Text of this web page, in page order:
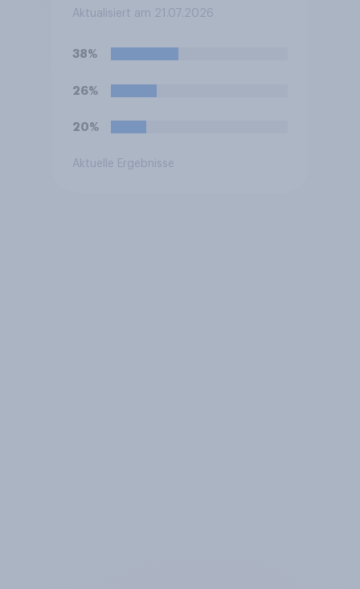
in Deutschland anders als in
verboten. Wie stehen Sie zu
Aktualisiert am 21.07.2026
38%
26%
20%
Aktuelle Ergebnisse